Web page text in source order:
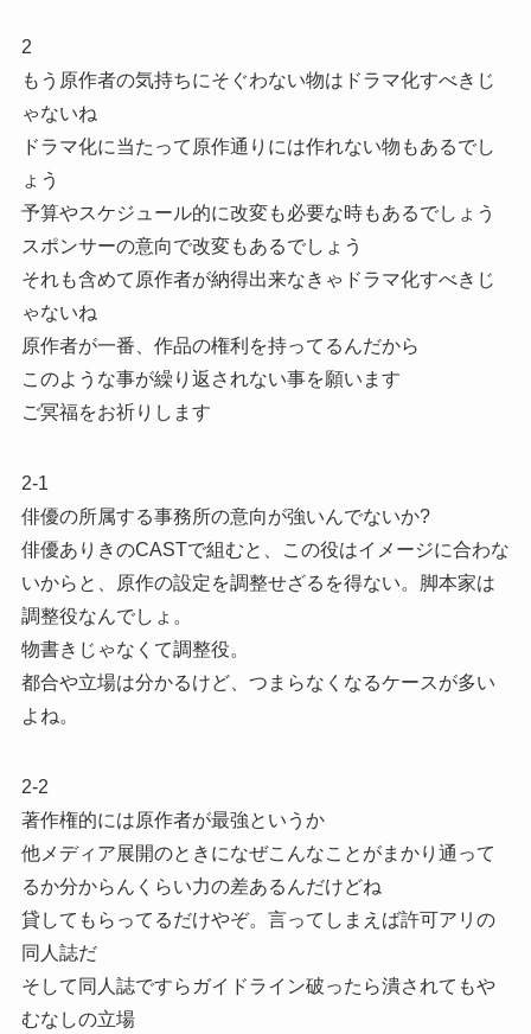
2
もう原作者の気持ちにそぐわない物はドラマ化すべきじ
ゃないね
ドラマ化に当たって原作通りには作れない物もあるでし
ょう
予算やスケジュール的に改変も必要な時もあるでしょう
スポンサーの意向で改変もあるでしょう
それも含めて原作者が納得出来なきゃドラマ化すべきじ
ゃないね
原作者が一番、作品の権利を持ってるんだから
このような事が繰り返されない事を願います
ご冥福をお祈りします
2-1
俳優の所属する事務所の意向が強いんでないか?
俳優ありきのCASTで組むと、この役はイメージに合わな
いからと、原作の設定を調整せざるを得ない。脚本家は
調整役なんでしょ。
物書きじゃなくて調整役。
都合や立場は分かるけど、つまらなくなるケースが多い
よね。
2-2
著作権的には原作者が最強というか
他メディア展開のときになぜこんなことがまかり通って
るか分からんくらい力の差あるんだけどね
貸してもらってるだけやぞ。言ってしまえば許可アリの
同人誌だ
そして同人誌ですらガイドライン破ったら潰されてもや
むなしの立場